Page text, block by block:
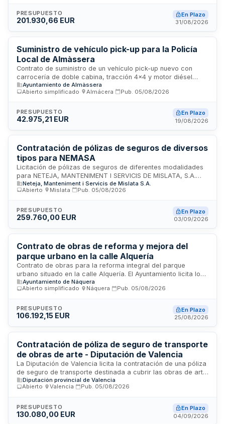
de cualquier empresa interesada. Las proposiciones se
valorarán según criterios de adjudicación técnicos y
contrato incluye la ejecución de obras de infraestructura
hídrica con plazos y presupuestos base de licitación que
serán indicados en el cuadro resumen.
PRESUPUESTO
201.930,66 EUR
En Plazo
31/08/2026
Suministro de vehículo pick-up para la Policía
Local de Almàssera
Contrato de suministro de un vehículo pick-up nuevo con
carrocería de doble cabina, tracción 4x4 y motor diésel
para la Policía Local de Almàssera. El vehículo deberá
cumplir con las especificaciones técnicas establecidas en el
potencia mínima de 150 CV, cambio automático de 6
velocidades y depósito de combustible de al menos 80 litros.
Ayuntamiento de Almàssera
Abierto simplificado
Almácera Pub. 05/08/2026
PRESUPUESTO
42.975,21 EUR
En Plazo
19/08/2026
Contratación de pólizas de seguros de diversos
tipos para NEMASA
Licitación de pólizas de seguros de diferentes modalidades
para NETEJA, MANTENIMENT I SERVICIS DE MISLATA, S.A.
(NEMASA), empresa de servicios de limpieza y
mantenimiento. El contrato comprende seis lotes
administración, flota de vehículos, accidentes,
responsabilidad civil, daños materiales y defensa y
adecuada de riesgos patrimoniales, cumplir con normativa
de seguros obligatorios y asegurar prestaciones al personal
municipal conforme a los convenios colectivos aplicables.
Neteja, Manteniment i Servicis de Mislata S.A.
Abierto
Mislata Pub. 05/08/2026
PRESUPUESTO
259.760,00 EUR
En Plazo
03/09/2026
Contrato de obras de reforma y mejora del
parque urbano en la calle Alquería
Contrato de obras para la reforma integral del parque
urbano situado en la calle Alquería. El Ayuntamiento licita los
trabajos de construcción, paisajismo y mejora de la zona
verde mediante procedimiento abierto simplificado. Las
paisajístico en la parcela de suelo urbano destinada a zona
verde, con un presupuesto base de licitación de 106.192,15
Ayuntamiento de Náquera
Abierto simplificado
Náquera Pub. 05/08/2026
PRESUPUESTO
106.192,15 EUR
En Plazo
25/08/2026
Contratación de póliza de seguro de transporte
de obras de arte - Diputación de Valencia
La Diputación de Valencia licita la contratación de una póliza
de seguro de transporte destinada a cubrir las obras de arte
que gestionen los museos dependientes de la institución. El
servicio se presta mediante un contrato único que garantiza
asegurados, franquicias y procedimientos de tramitación de
siniestros. La aseguradora adjudicataria deberá atender los
Diputación provincial de Valencia
Abierto
Valencia Pub. 05/08/2026
PRESUPUESTO
130.080,00 EUR
En Plazo
04/09/2026